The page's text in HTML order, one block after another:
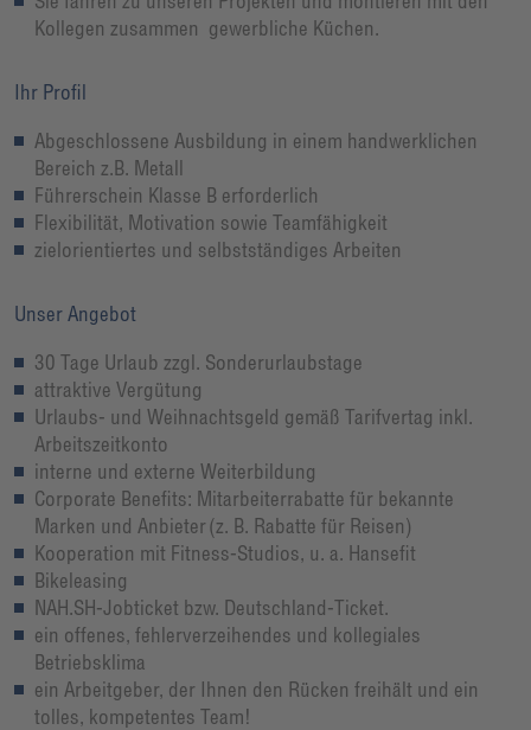
Kollegen zusammen gewerbliche Küchen.
Ihr Profil
Abgeschlossene Ausbildung in einem handwerklichen
Bereich z.B. Metall
Führerschein Klasse B erforderlich
Flexibilität, Motivation sowie Teamfähigkeit
zielorientiertes und selbstständiges Arbeiten
Unser Angebot
30 Tage Urlaub zzgl. Sonderurlaubstage
attraktive Vergütung
Urlaubs- und Weihnachtsgeld gemäß Tarifvertag inkl.
Arbeitszeitkonto
interne und externe Weiterbildung
Corporate Benefits: Mitarbeiterrabatte für bekannte
Marken und Anbieter (z. B. Rabatte für Reisen)
Kooperation mit Fitness-Studios, u. a. Hansefit
Bikeleasing
NAH.SH-Jobticket bzw. Deutschland-Ticket.
ein offenes, fehlerverzeihendes und kollegiales
Betriebsklima
ein Arbeitgeber, der Ihnen den Rücken freihält und ein
tolles, kompetentes Team!